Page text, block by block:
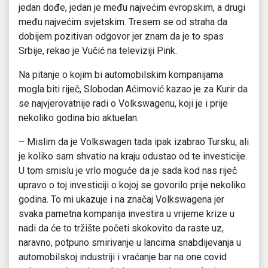
jedan dođe, jedan je među najvećim evropskim, a drugi
među najvećim svjetskim. Tresem se od straha da
dobijem pozitivan odgovor jer znam da je to spas
Srbije, rekao je Vučić na televiziji Pink.
Na pitanje o kojim bi automobilskim kompanijama
mogla biti riječ, Slobodan Aćimović kazao je za Kurir da
se najvjerovatnije radi o Volkswagenu, koji je i prije
nekoliko godina bio aktuelan.
– Mislim da je Volkswagen tada ipak izabrao Tursku, ali
je koliko sam shvatio na kraju odustao od te investicije.
U tom smislu je vrlo moguće da je sada kod nas riječ
upravo o toj investiciji o kojoj se govorilo prije nekoliko
godina. To mi ukazuje i na značaj Volkswagena jer
svaka pametna kompanija investira u vrijeme krize u
nadi da će to tržište početi skokovito da raste uz,
naravno, potpuno smirivanje u lancima snabdijevanja u
automobilskoj industriji i vraćanje bar na one covid